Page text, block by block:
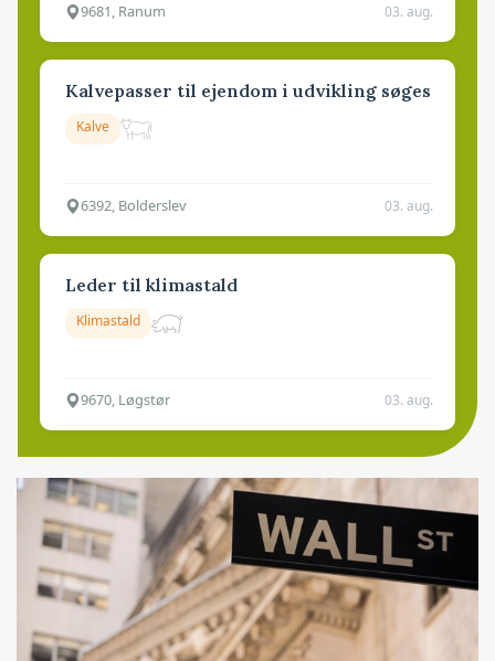
9681, Ranum 03. aug.
Kalvepasser til ejendom i udvikling søges
Kalve
6392, Bolderslev 03. aug.
Leder til klimastald
Klimastald
9670, Løgstør 03. aug.